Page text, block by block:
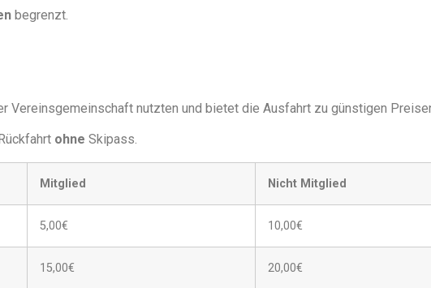
begrenzt.
Vereinsgemeinschaft nutzten und bietet die Ausfahrt zu günstigen
ohne Skipass.
Mitglied Nicht Mitglied
5,00€ 10,00€
15,00€ 20,00€